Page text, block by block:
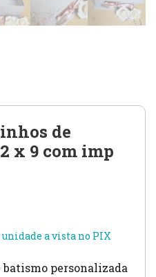
de
x 9 com imp
unidade a vista no PIX
personalizada